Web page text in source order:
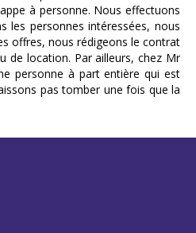
à personne. Nous effectuons
les personnes intéressées, nous
offres, nous rédigeons le contrat
de location. Par ailleurs, chez Mr
personne à part entière qui est
pas tomber une fois que la